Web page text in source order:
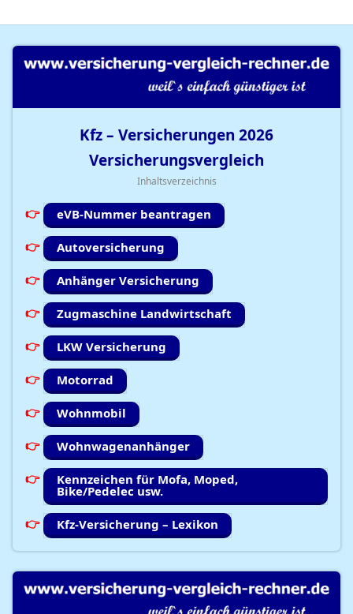
Kfz – Versicherungen 2026
Versicherungsvergleich
Inhaltsverzeichnis
eVB-Nummer beantragen
Autoversicherung
Anhänger Versicherung
Zugmaschine Landwirtschaft
LKW Versicherung
Motorrad
Wohnmobil
Wohnwagenanhänger
Kennzeichen für Mofa, Moped,
Bike/Pedelec usw.
Kfz-Versicherung – Lexikon